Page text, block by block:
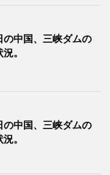
の中国、三峡ダムの
。
の中国、三峡ダムの
。